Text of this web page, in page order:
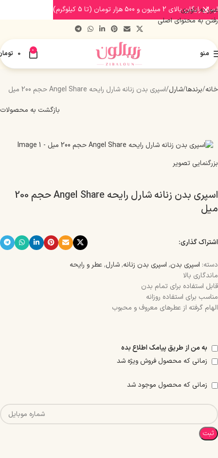
عبور به ناوبری
رفتن به محتوای اصلی
منو 0
0
خانه برندها شارل اسپری بدن زنانه شارل رایحه Angel Share حجم 200 میل
بازگشت به محصولات
بزرگنمایی تصویر
اسپری بدن زنانه شارل رایحه Angel Share حجم 200
میل
اشتراک گذاری:
دسته: اسپری بدن, اسپری بدن زنانه,شارل,عطر و رایحه
ماندگاری بالا
قابل استفاده برای تمام بدن
مناسب برای استفاده روزانه
الهام گرفته از عطرهای معروف و محبوب
به من از طریق پیامک اطلاع بده
زمانی که محصول فروش ویژه شد
زمانی که محصول موجود شد
ثبت
ارسال رایگان بالای 2 میلیون و 500 هزار تومان (تا 5 کیلوگرم)